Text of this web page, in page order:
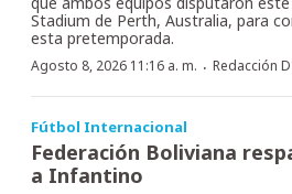
Stadium de Perth, Australia, para
esta pretemporada.
Agosto 8, 2026 11:16 a. m. · Redacción
Fútbol Internacional
Federación Boliviana
a Infantino